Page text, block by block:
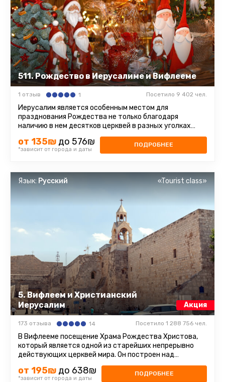
511. Рождество в Иерусалиме и Вифлееме
1 отзыв 1 Посетило 9 402 чел.
Иерусалим является особенным местом для
празднования Рождества не только благодаря
наличию в нем десятков церквей в разных уголках
Старого города и окрестностях ...
от 135₪ до 576₪
*зависит от города и даты
ПОДРОБНЕЕ
5. Вифлеем и Христианский
Иерусалим
Акция
Язык: Русский «Tourist class»
173 отзыва 14 Посетило 1 288 756 чел.
В Вифлееме посещение Храма Рождества Христова,
который является одной из старейших непрерывно
действующих церквей мира. Он построен над
пещерой, где, согласно легенде ...
от 195₪ до 638₪
*зависит от города и даты
ПОДРОБНЕЕ